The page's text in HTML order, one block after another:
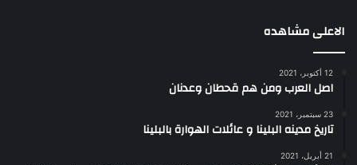
الاعلى مشاهده
12 أكتوبر، 2021
اصل العرب ومن هم قحطان وعدنان
23 سبتمبر، 2021
تاريخ مدينه البلينا و عائلات الهوارة بالبلينا
21 أبريل، 2021